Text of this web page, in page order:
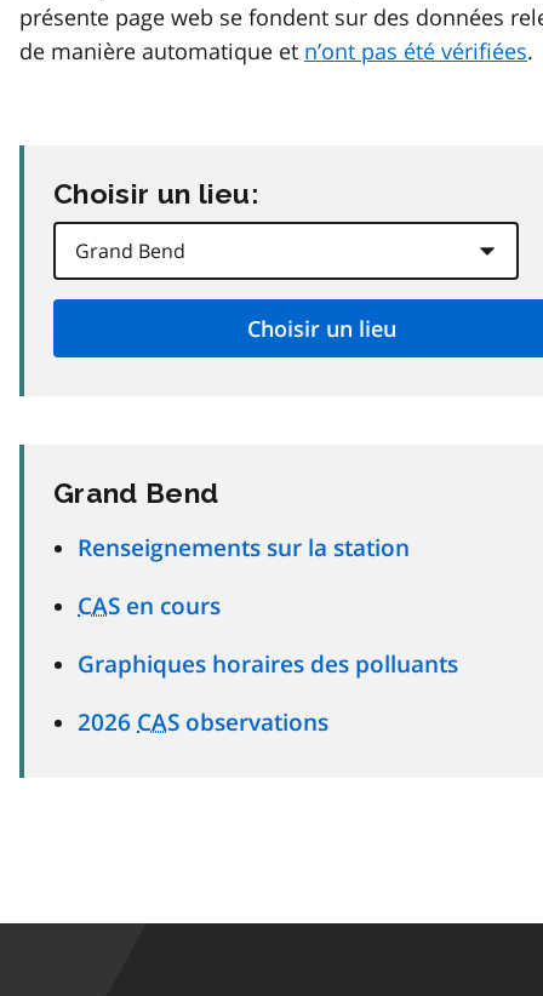
présente page web se fondent sur des données
de manière automatique et n’ont pas été vérifiées.
Choisir un lieu:
Grand Bend
Renseignements sur la station
CAS en cours
Graphiques horaires des polluants
2026 CAS observations